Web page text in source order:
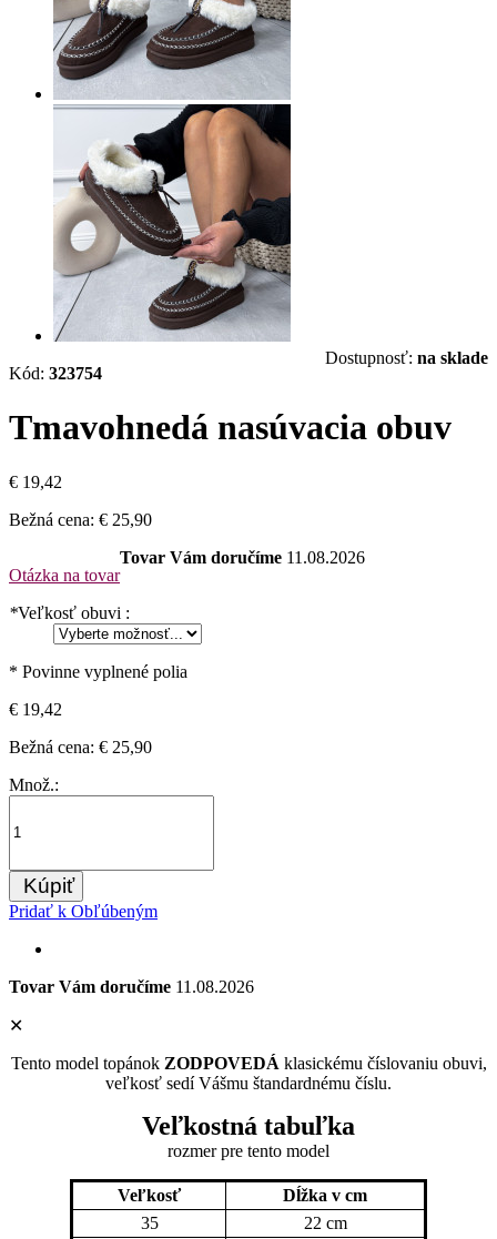
Kód: 323754
Dostupnosť: na sklade
Tmavohnedá nasúvacia obuv
€ 19,42
Bežná cena: € 25,90
Otázka na tovar
Tovar Vám doručíme 11.08.2026
*Veľkosť obuvi :
* Povinne vyplnené polia
€ 19,42
Bežná cena: € 25,90
Množ.:
Kúpiť
Pridať k Obľúbeným
Tovar Vám doručíme 11.08.2026
✕
Tento model topánok ZODPOVEDÁ klasickému číslovaniu obuvi,
veľkosť sedí Vášmu štandardnému číslu.
Veľkostná tabuľka
rozmer pre tento model
Veľkosť
Dĺžka v cm
35
22 cm